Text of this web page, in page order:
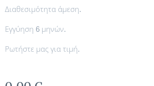
Διαθεσιμότητα άμεση.
Εγγύηση 6 μηνών.
Ρωτήστε μας για τιμή.